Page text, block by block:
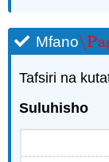
Mfano
Tafsiri na
Suluhisho